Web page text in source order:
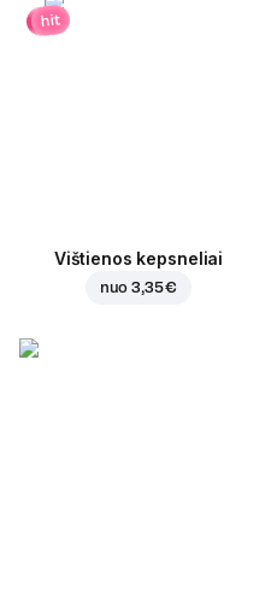
hit
Vištienos kepsneliai
nuo3,35 €